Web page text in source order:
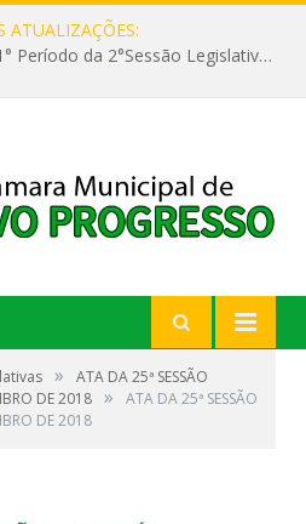
ATUALIZAÇÕES:
11ª Reunião Ordinária do 1° Período da 2°Sessão Legislativa da 9ª Legislatura do Poder Legislativo
»
ATA DA 25ª SESSÃO
DE 2018 »
ATA DA 25ª SESSÃO
DE 2018